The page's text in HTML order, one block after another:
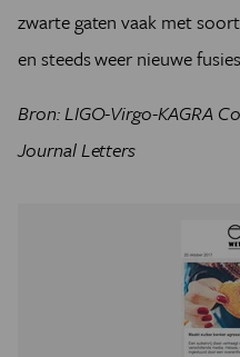
zwarte gaten vaak met
en steeds weer nieuwe
Bron: LIGO-Virgo-KAGRA
Journal Letters